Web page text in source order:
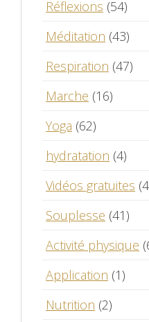
Réflexions (54)
Méditation (43)
Respiration (47)
Marche (16)
Yoga (62)
hydratation (4)
Vidéos gratuites
Souplesse (41)
Activité physique
Application (1)
Nutrition (2)